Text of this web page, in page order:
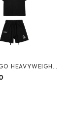
HEAVYWEIGHT